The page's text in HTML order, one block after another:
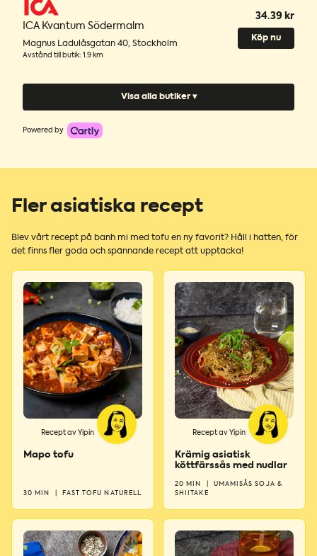
ICA Kvantum Södermalm
Magnus Ladulåsgatan 40, Stockholm
Avstånd till butik: 1.9 km
34.39 kr
Köp nu
Visa alla butiker ▾
Powered by
Fler asiatiska recept
Blev vårt recept på banh mi med tofu en ny favorit? Håll i hatten, för
det finns fler goda och spännande recept att upptäcka!
Recept av Yipin
Mapo tofu
30 MIN FAST TOFU NATURELL
Recept av Yipin
Krämig asiatisk
köttfärssås med nudlar
20 MIN
UMAMISÅS SOJA &
SHIITAKE